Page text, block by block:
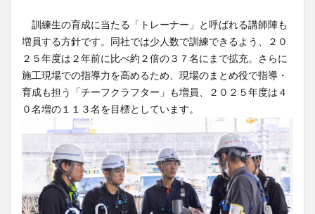
訓練生の育成に当たる「トレーナー」と呼ばれる講師陣も
増員する方針です。同社では少人数で訓練できるよう、２０
２５年度は２年前に比べ約２倍の３７名にまで拡充。さらに
施工現場での指導力を高めるため、現場のまとめ役で指導・
育成も担う「チーフクラフター」も増員、２０２５年度は４
０名増の１１３名を目標としています。